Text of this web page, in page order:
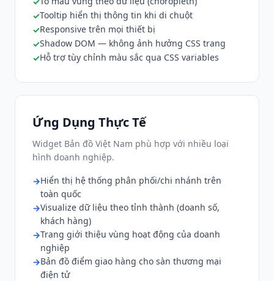
Tooltip hiển thị thông tin khi di chuột
Responsive trên mọi thiết bị
Shadow DOM — không ảnh hưởng CSS trang
Hỗ trợ tùy chỉnh màu sắc qua CSS variables
Ứng Dụng Thực Tế
Widget Bản đồ Việt Nam phù hợp với nhiều loại
hình doanh nghiệp.
Hiển thị hệ thống phân phối/chi nhánh trên
toàn quốc
Visualize dữ liệu theo tỉnh thành (doanh số,
khách hàng)
Trang giới thiệu vùng hoạt động của doanh
nghiệp
Bản đồ điểm giao hàng cho sàn thương mại
điện tử